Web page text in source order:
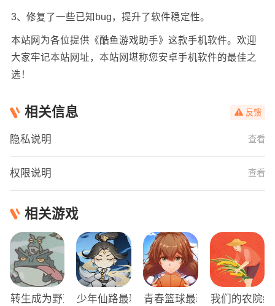
3、修复了一些已知bug，提升了软件稳定性。
本站网为各位提供《酷鱼游戏助手》这款手机软件。欢迎
大家牢记本站网址，本站网堪称您安卓手机软件的最佳之
选！
相关信息 反馈
隐私说明 查看
权限说明 查看
相关游戏
转生成为野蛮人正版少年仙路最新版青春篮球最新版我们的农院